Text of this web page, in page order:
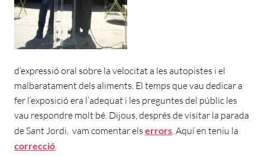
d’expressió oral sobre la velocitat a les autopistes i el
malbaratament dels aliments. El temps que vau dedicar a
fer l’exposició era l’adequat i les preguntes del públic les
vau respondre molt bé. Dijous, després de visitar la parada
de Sant Jordi, vam comentar els errors. Aquí en teniu la
correcció.